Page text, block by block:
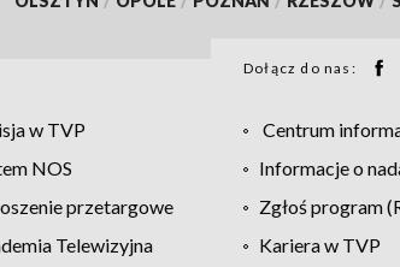
Dołącz do nas:
w TVP Centrum
NOS Informacje o
przetargowe Zgłoś program
Telewizyjna Kariera w TVP